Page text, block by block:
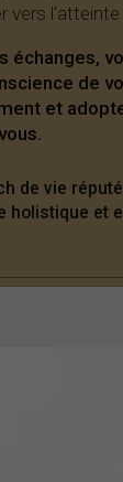
vers
échanges,
de
et
de vie
holistique et